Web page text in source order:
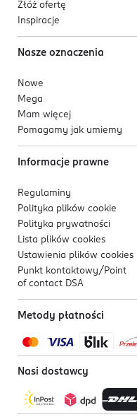
Złóż ofertę
Inspiracje
Nasze oznaczenia
Nowe
Mega
Mam więcej
Pomagamy jak umiemy
Informacje prawne
Regulaminy
Polityka plików cookie
Polityka prywatności
Lista plików cookies
Ustawienia plików cookies
Punkt kontaktowy/ Point
of contact DSA
Metody płatności
Nasi dostawcy